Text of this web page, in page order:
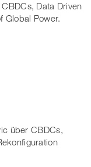
Data Driven
Global Power.
über CBDCs,